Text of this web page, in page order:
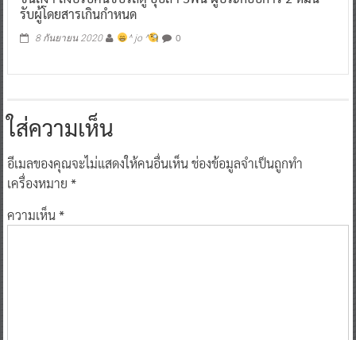
รับผู้โดยสารเกินกำหนด
8 กันยายน 2020 ^ jo ^ 0
ใส่ความเห็น
อีเมลของคุณจะไม่แสดงให้คนอื่นเห็นช่องข้อมูลจำเป็นถูกทำ
เครื่องหมาย *
ความเห็น*